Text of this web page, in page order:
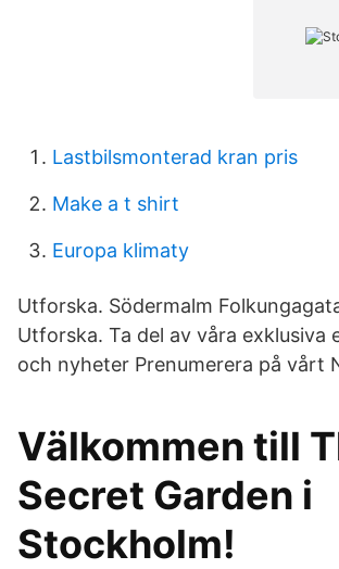
Lastbilsmonterad kran pris
Make a t shirt
Europa klimaty
Utforska. Södermalm
Utforska. Ta del av våra exklusiva
och nyheter Prenumerera på vårt
Välkommen till
Secret Garden i
Stockholm!